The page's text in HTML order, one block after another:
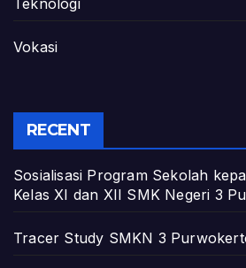
Teknologi
Vokasi
RECENT
Sosialisasi Program Sekolah
Kelas XI dan XII SMK Negeri 3
Tracer Study SMKN 3